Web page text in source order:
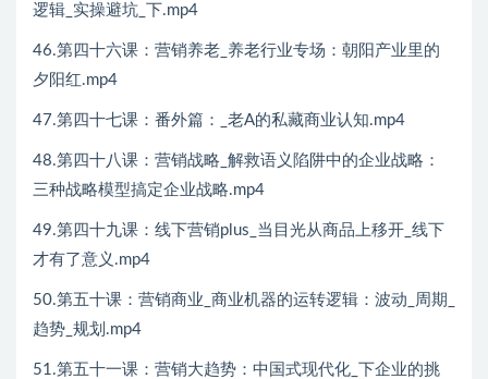
逻辑_实操避坑_下.mp4
46.第四十六课：营销养老_养老行业专场：朝阳产业里的
夕阳红.mp4
47.第四十七课：番外篇：_老A的私藏商业认知.mp4
48.第四十八课：营销战略_解救语义陷阱中的企业战略：
三种战略模型搞定企业战略.mp4
49.第四十九课：线下营销plus_当目光从商品上移开_线下
才有了意义.mp4
50.第五十课：营销商业_商业机器的运转逻辑：波动_周期_
趋势_规划.mp4
51.第五十一课：营销大趋势：中国式现代化_下企业的挑